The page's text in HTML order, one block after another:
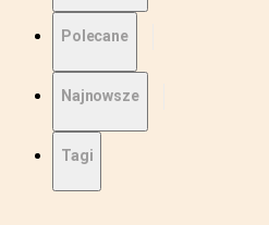
Polecane
Najnowsze
Tagi